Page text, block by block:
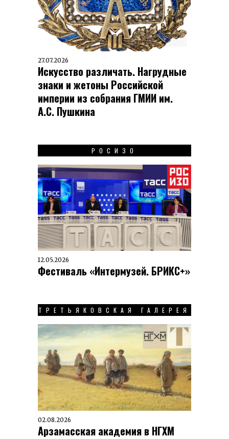
27.07.2026
Искусство различать. Нагрудные
знаки и жетоны Российской
империи из собрания ГМИИ им.
А.С. Пушкина
РОСИЗО
12.05.2026
Фестиваль «Интермузей. БРИКС+»
ТРЕТЬЯКОВСКАЯ ГАЛЕРЕЯ
02.08.2026
Арзамасская академия в НГХМ